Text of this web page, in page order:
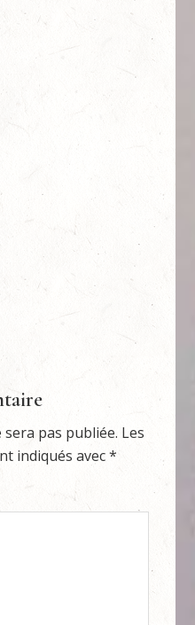
pas publiée. Les
indiqués avec*